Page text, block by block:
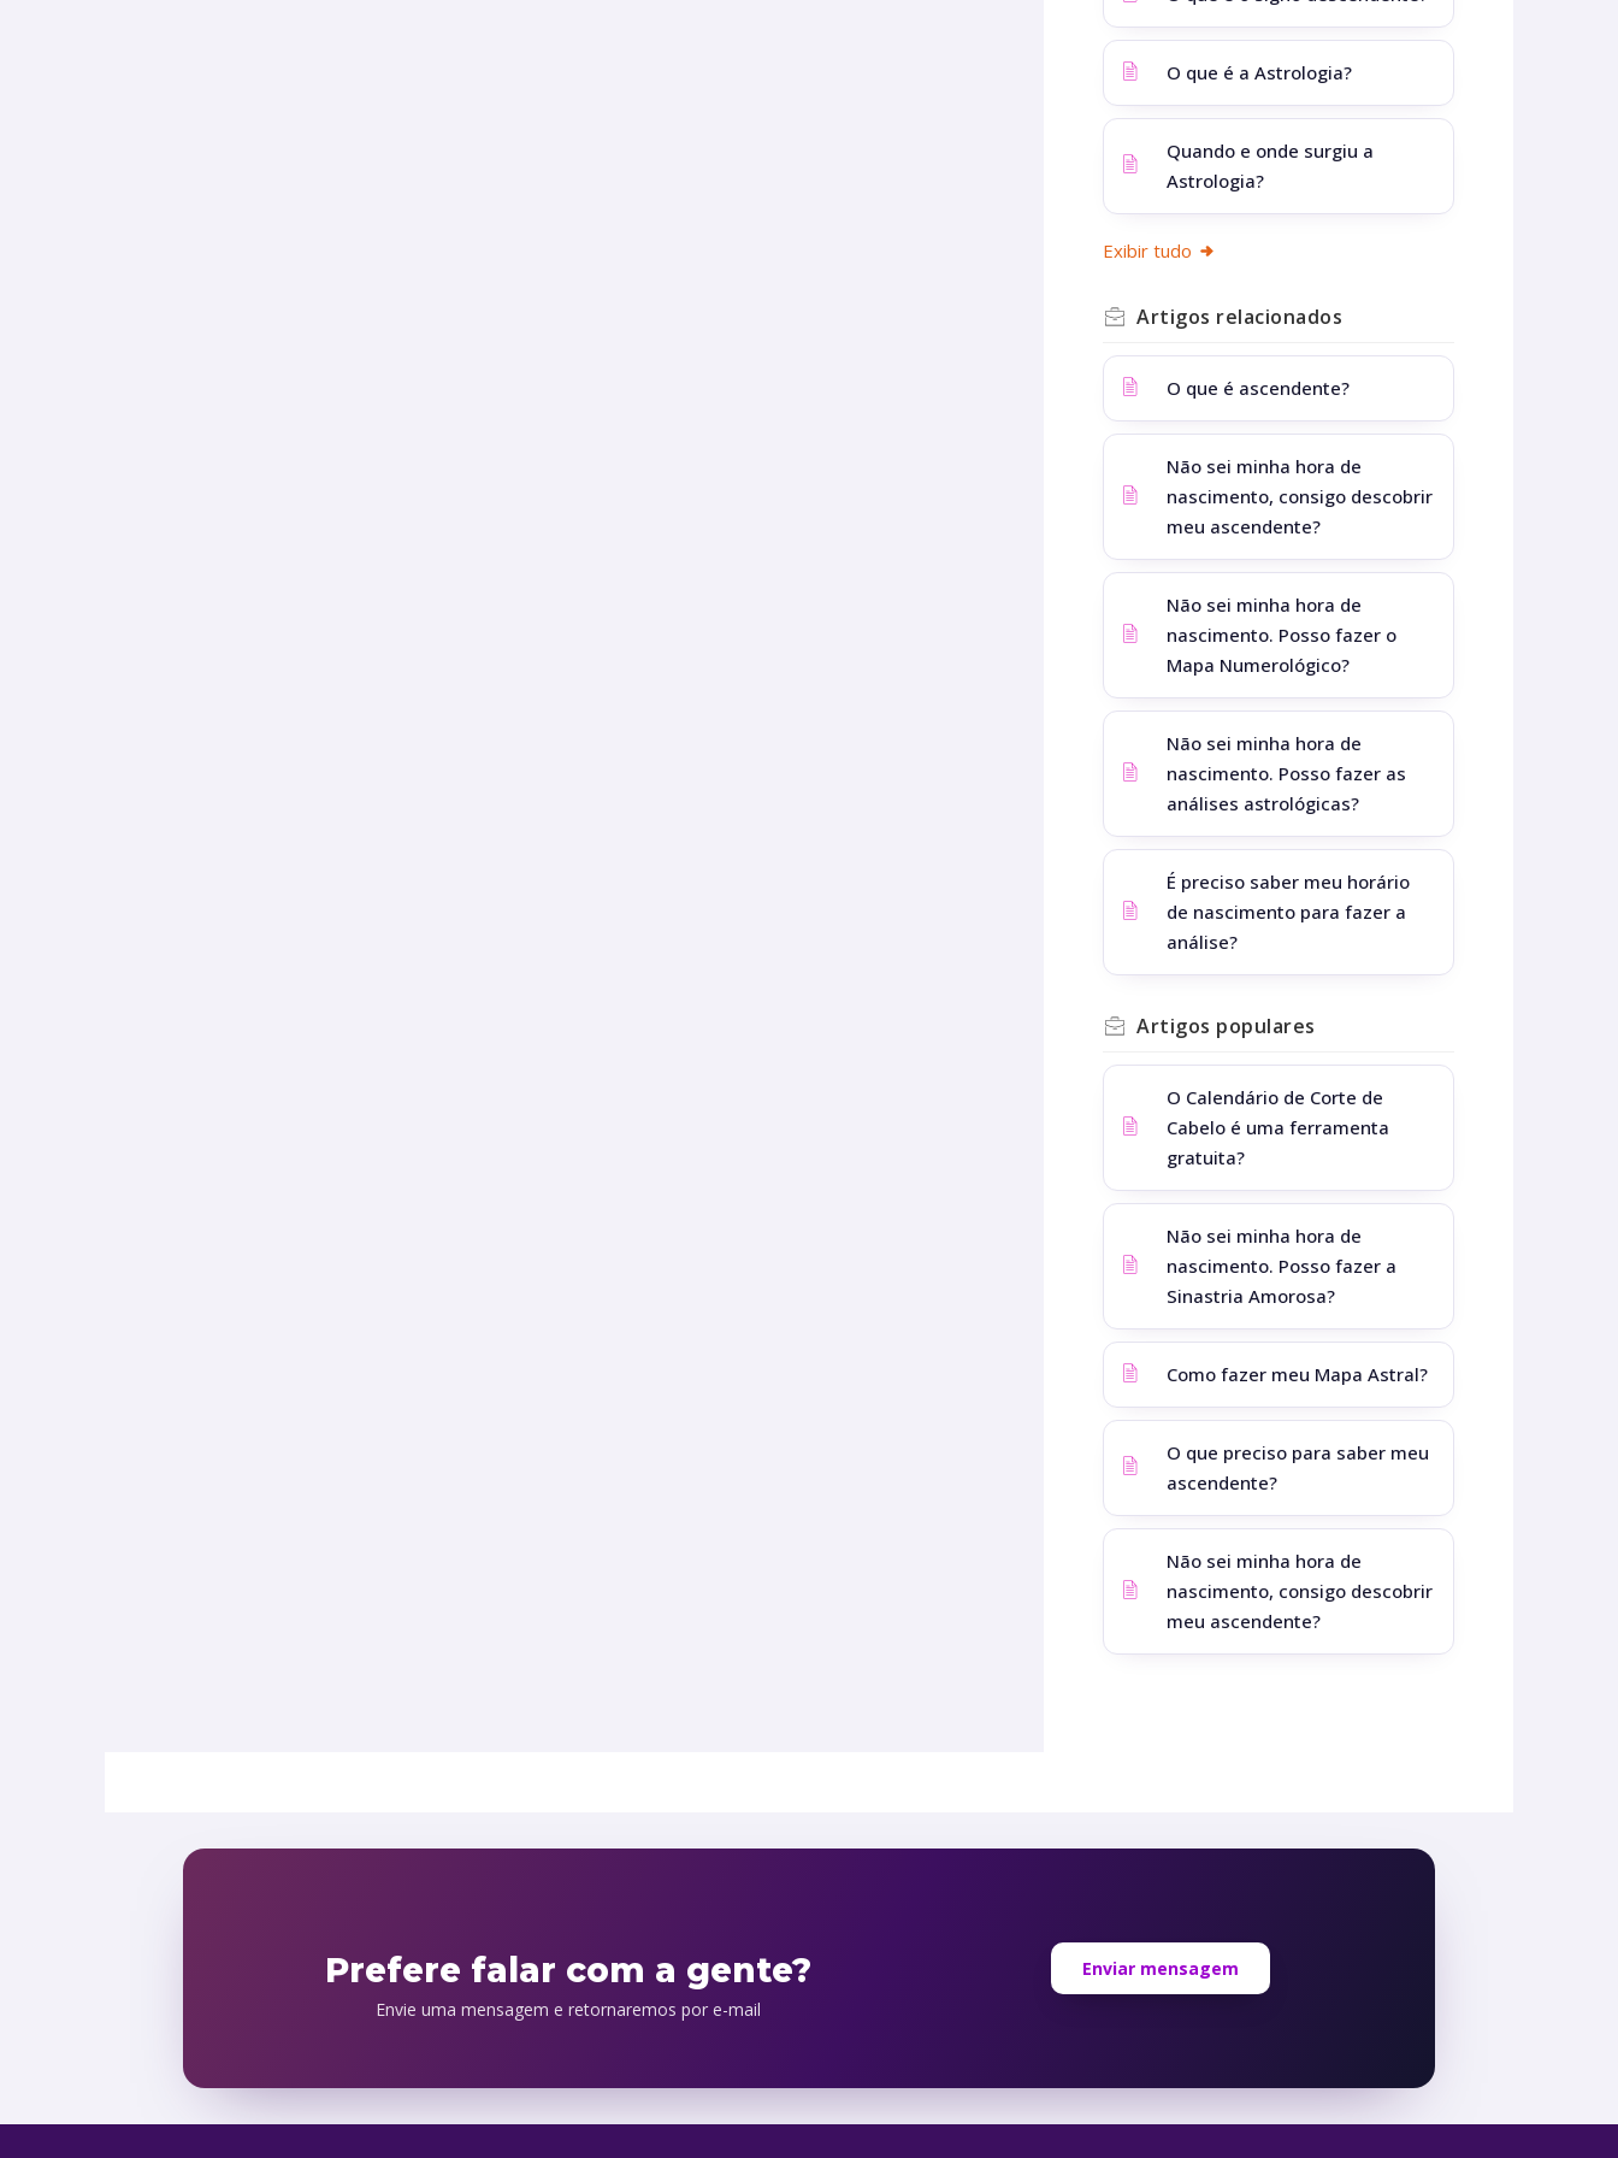
O que é a Astrologia?
Quando e onde surgiu a
Astrologia?
Exibir tudo
Artigos relacionados
O que é ascendente?
Não sei minha hora de
nascimento, consigo descobrir
meu ascendente?
Não sei minha hora de
nascimento. Posso fazer o
Mapa Numerológico?
Não sei minha hora de
nascimento. Posso fazer as
análises astrológicas?
É preciso saber meu horário
de nascimento para fazer a
análise?
Artigos populares
O Calendário de Corte de
Cabelo é uma ferramenta
gratuita?
Não sei minha hora de
nascimento. Posso fazer a
Sinastria Amorosa?
Como fazer meu Mapa Astral?
O que preciso para saber meu
ascendente?
Não sei minha hora de
nascimento, consigo descobrir
meu ascendente?